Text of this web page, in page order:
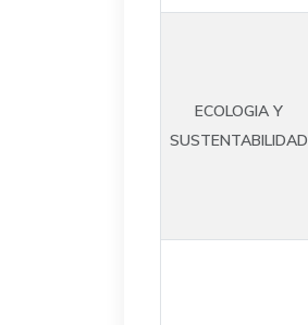
ECOLOGIA Y
SUSTENTABILIDAD